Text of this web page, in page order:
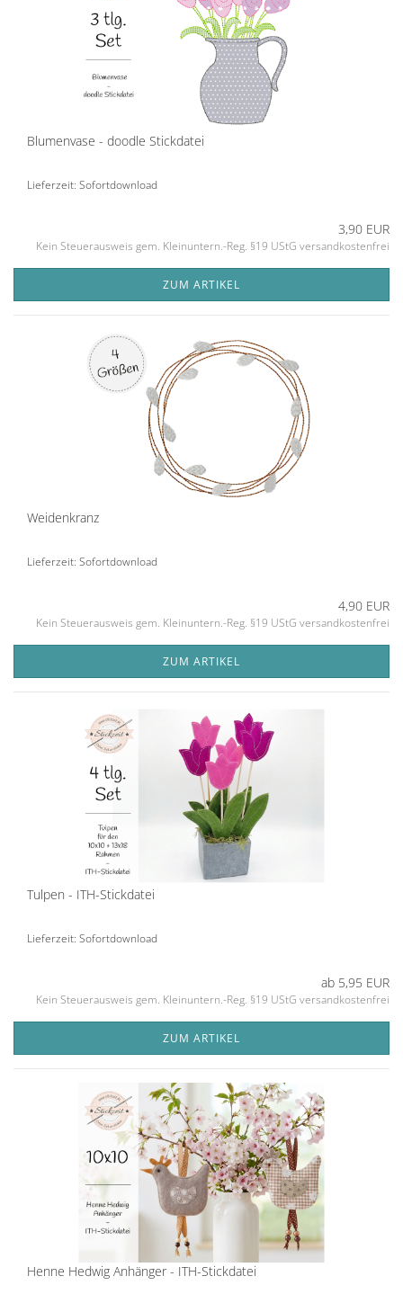
Blumenvase - doodle Stickdatei
Lieferzeit: Sofortdownload
3,90 EUR
Kein Steuerausweis gem. Kleinuntern.-Reg. §19 UStG versandkostenfrei
ZUM ARTIKEL
Weidenkranz
Lieferzeit: Sofortdownload
4,90 EUR
Kein Steuerausweis gem. Kleinuntern.-Reg. §19 UStG versandkostenfrei
ZUM ARTIKEL
Tulpen - ITH-Stickdatei
Lieferzeit: Sofortdownload
ab 5,95 EUR
Kein Steuerausweis gem. Kleinuntern.-Reg. §19 UStG versandkostenfrei
ZUM ARTIKEL
Henne Hedwig Anhänger - ITH-Stickdatei